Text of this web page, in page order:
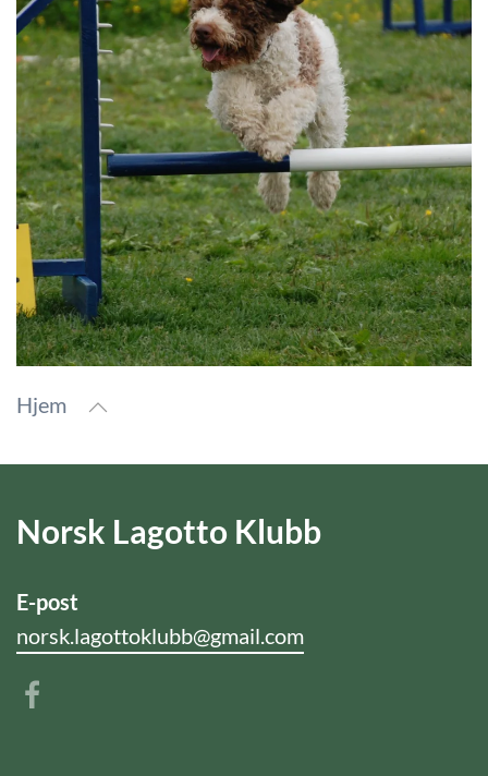
Hjem
Norsk Lagotto Klubb
E-post
norsk.lagottoklubb@gmail.com